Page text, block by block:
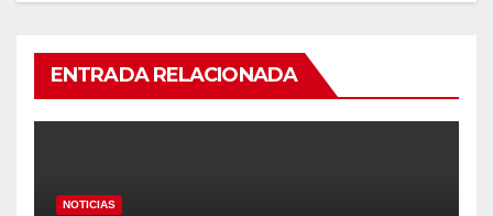
ENTRADA RELACIONADA
NOTICIAS